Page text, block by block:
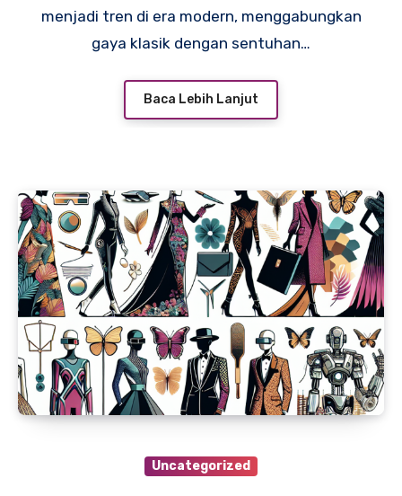
menjadi tren di era modern, menggabungkan
gaya klasik dengan sentuhan…
Baca Lebih Lanjut
Uncategorized